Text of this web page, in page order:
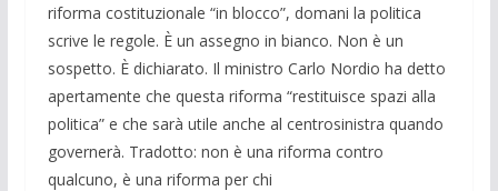
riforma costituzionale “in blocco”, domani la politica
scrive le regole. È un assegno in bianco. Non è un
sospetto. È dichiarato. Il ministro Carlo Nordio ha detto
apertamente che questa riforma “restituisce spazi alla
politica” e che sarà utile anche al centrosinistra quando
governerà. Tradotto: non è una riforma contro
qualcuno, è una riforma per chi